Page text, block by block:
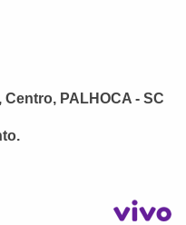
Centro, PALHOCA - SC